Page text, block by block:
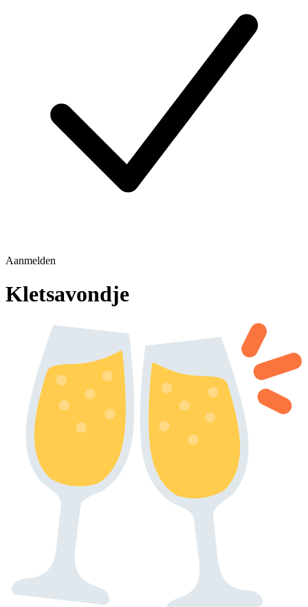
Aanmelden
Kletsavondje